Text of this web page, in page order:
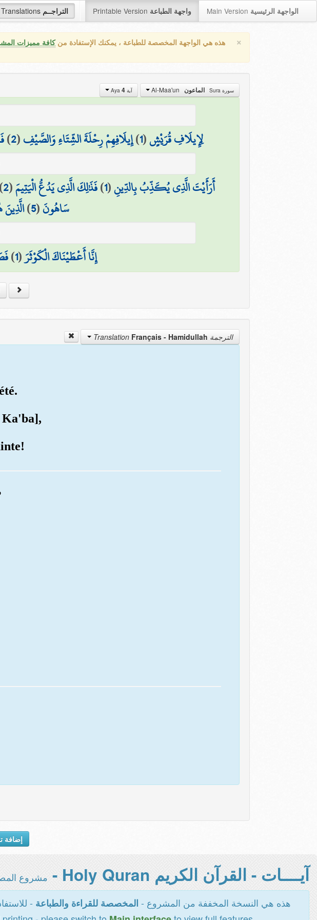
Translations التراجــم Printable Version واجهة الطباعة Main Version الواجهة الرئيسية
× هذه هي الواجهة المخصصة للطباعة ، يمكنك الإستفادة منكافة مميزات
سورة Sura الماعون آية Aya 4
لِإِيلَافِ قُرَيْشٍ(
1
)إِيلَافِهِمْ رِحْلَةَ الشِّتَاءِ وَالصَّيْفِ(
2
)
أَرَأَيْتَ الَّذِي يُكَذِّبُ بِالدِّينِ(
1
)فَذَٰلِكَ الَّذِي يَدُعُّ الْيَتِيمَ(
2
)
سَاهُونَ(
5
)
إِنَّا أَعْطَيْنَاكَ الْكَوْثَرَ(
1
)
الترجمة Translation Français - Hamidullah
Ka'ba],
إضافة
آيــــات - القرآن الكريم Holy Quran - مشروع
هذه هي النسخة المخففة من المشروع - المخصصة للقراءة والطباعة -